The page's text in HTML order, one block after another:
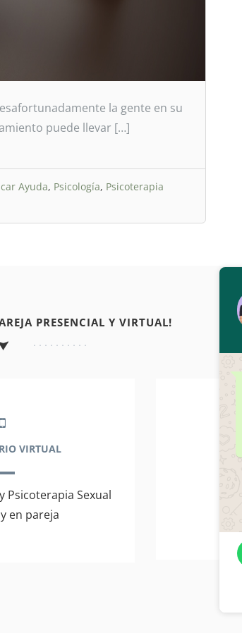
la gente en su
puede llevar […]
Ayuda, Psicología, Psicoterapia
PRESENCIAL Y VIRTUAL!
VIRTUAL
Psicoterapia Sexual
en pareja